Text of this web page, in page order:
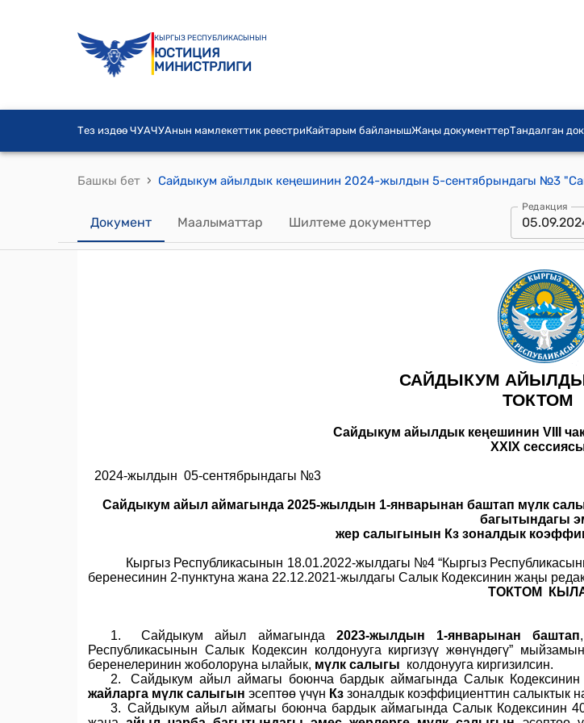
КЫРГЫЗ РЕСПУБЛИКАСЫНЫН
ЮСТИЦИЯ
МИНИСТРЛИГИ
Тез издөө ЧУАЧУАнын мамлекеттик реестриКайтарым байланышЖаңы документтерТандалган
Башкы бет ›
Документ Маалыматтар Шилтеме документтер
Редакция